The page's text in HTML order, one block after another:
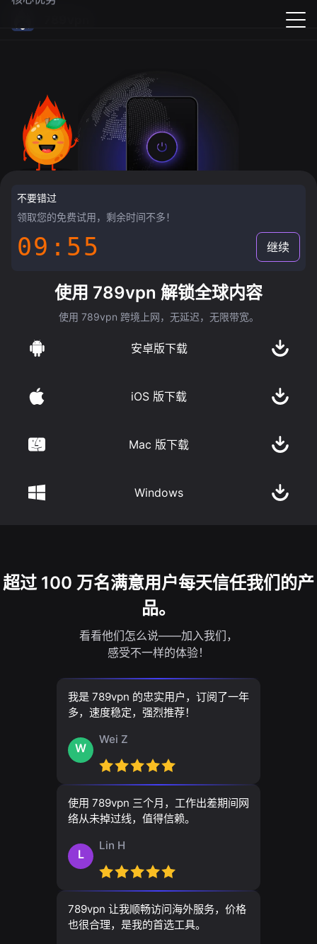
不要错过
领取您的免费试用，剩余时间不多！
09:55 继续
使用 789vpn 解锁全球内容
使用 789vpn 跨境上网，无延迟，无限带宽。
安卓版下载
iOS 版下载
Mac 版下载
Windows
超过 100 万名满意用户每天信任我们的产
品。
看看他们怎么说——加入我们，
感受不一样的体验！
我是 789vpn 的忠实用户，订阅了一年
多，速度稳定，强烈推荐！
W
Wei Z
使用 789vpn 三个月，工作出差期间网
络从未掉过线，值得信赖。
L
Lin H
789vpn 让我顺畅访问海外服务，价格
也很合理，是我的首选工具。